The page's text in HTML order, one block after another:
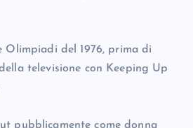
Olimpiadi del 1976, prima di
televisione con Keeping Up
pubblicamente come donna